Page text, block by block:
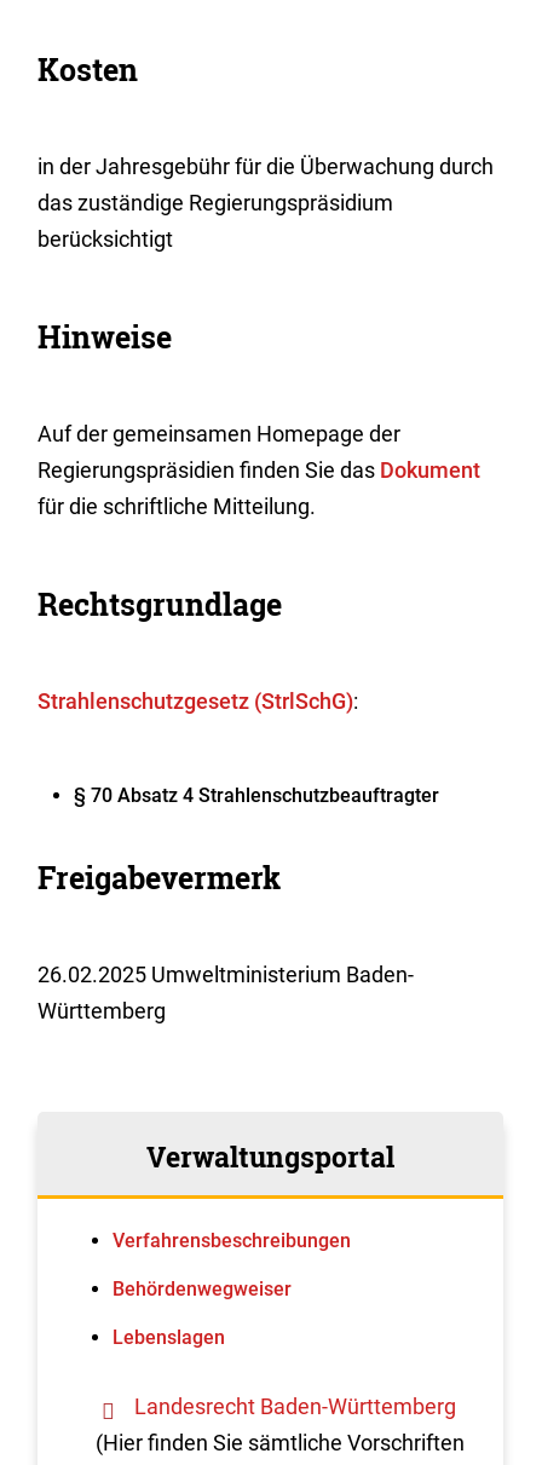
Kosten
in der Jahresgebühr für die Überwachung durch
das zuständige Regierungspräsidium
berücksichtigt
Hinweise
Auf der gemeinsamen Homepage der
Regierungspräsidien finden Sie das Dokument
für die schriftliche Mitteilung.
Rechtsgrundlage
Strahlenschutzgesetz (StrlSchG):
§ 70 Absatz 4 Strahlenschutzbeauftragter
Freigabevermerk
26.02.2025 Umweltministerium Baden-
Württemberg
Verwaltungsportal
Verfahrens­beschreibungen
Behördenwegweiser
Lebenslagen
Landesrecht Baden-Württemberg
(Hier finden Sie sämtliche Vorschriften